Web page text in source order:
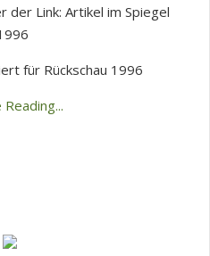
Link: Artikel im Spiegel
für Rückschau 1996